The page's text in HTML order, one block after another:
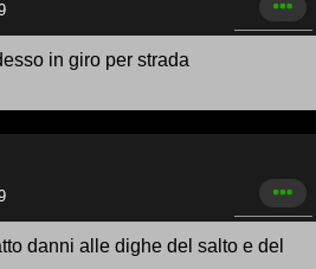
in giro per strada
danni alle dighe del salto e del